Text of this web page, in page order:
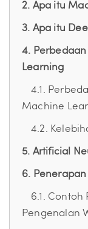
2. Apa itu
3. Apa itu
4.
Learning
4.1.
Machine
4.2.
5. Artificial
6.
6.1.
Pengenalan